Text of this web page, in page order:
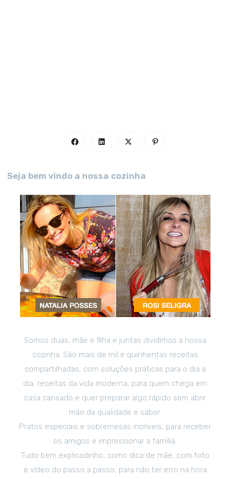
Seja bem vindo a nossa cozinha
Somos duas, mãe e filha e juntas dividimos a nossa
cozinha. São mais de mil e quinhentas receitas
compartilhadas, com soluções práticas para o dia a
dia, receitas da vida moderna, para quem chega em
casa cansado e quer preparar algo rápido sem abrir
mão da qualidade e sabor.
Pratos especiais e sobremesas incríveis, para receber
os amigos e impressionar a família.
Tudo bem explicadinho, como dica de mãe, com foto
e vídeo do passo a passo, para não ter erro na hora